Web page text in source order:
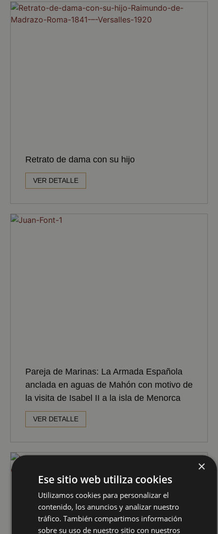
Retrato de dama con su hijo
VER DETALLE
Pareja de Marinas: La Armada Española
anclada en aguas de Mahón con motivo de
la visita de Isabel II a la isla de Menorca
VER DETALLE
×
Ese sitio web utiliza cookies
Utilizamos cookies para personalizar el
contenido, los anuncios y analizar nuestro
tráfico. También compartimos información
sobre su uso de nuestro sitio con nuestros